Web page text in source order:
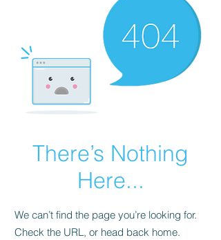
There’s Nothing
Here...
We can’t find the page you’re looking for.
Check the URL, or head back home.